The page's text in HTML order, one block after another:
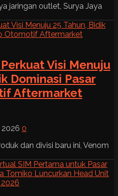
jaringan outlet, Surya Jaya
Visi Menuju
Dominasi Pasar
Aftermarket
2026 0
dan divisi baru ini, Venom